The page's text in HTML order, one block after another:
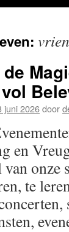
juni 2026door
en
onze
te